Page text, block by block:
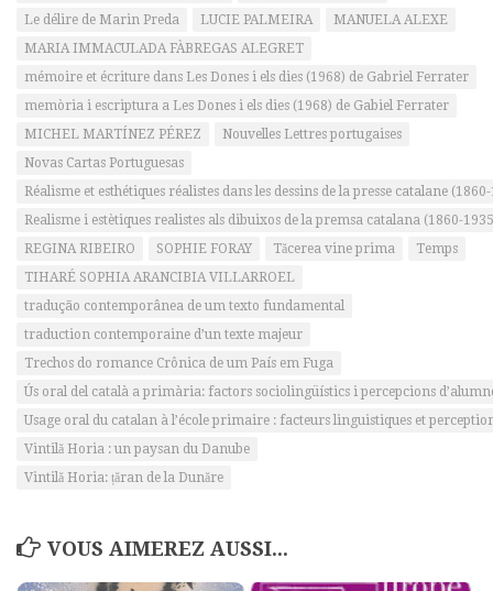
Le délire de Marin Preda
LUCIE PALMEIRA
MANUELA ALEXE
MARIA IMMACULADA FÀBREGAS ALEGRET
mémoire et écriture dans Les Dones i els dies (1968) de Gabriel Ferrater
memòria i escriptura a Les Dones i els dies (1968) de Gabiel Ferrater
MICHEL MARTÍNEZ PÉREZ
Nouvelles Lettres portugaises
Novas Cartas Portuguesas
Réalisme et esthétiques réalistes dans les dessins de la presse catalane
Realisme i estètiques realistes als dibuixos de la premsa catalana (1860-
REGINA RIBEIRO
SOPHIE FORAY Tăcerea vine prima
Temps
TIHARÉ SOPHIA ARANCIBIA VILLARROEL
tradução contemporânea de um texto fundamental
traduction contemporaine d’un texte majeur
Trechos do romance Crônica de um País em Fuga
Ús oral del català a primària: factors sociolingüístics i percepcions
Usage oral du catalan à l’école primaire : facteurs linguistiques et
Vintilă Horia : un paysan du Danube
Vintilă Horia: țăran de la Dunăre
VOUS AIMEREZ AUSSI...